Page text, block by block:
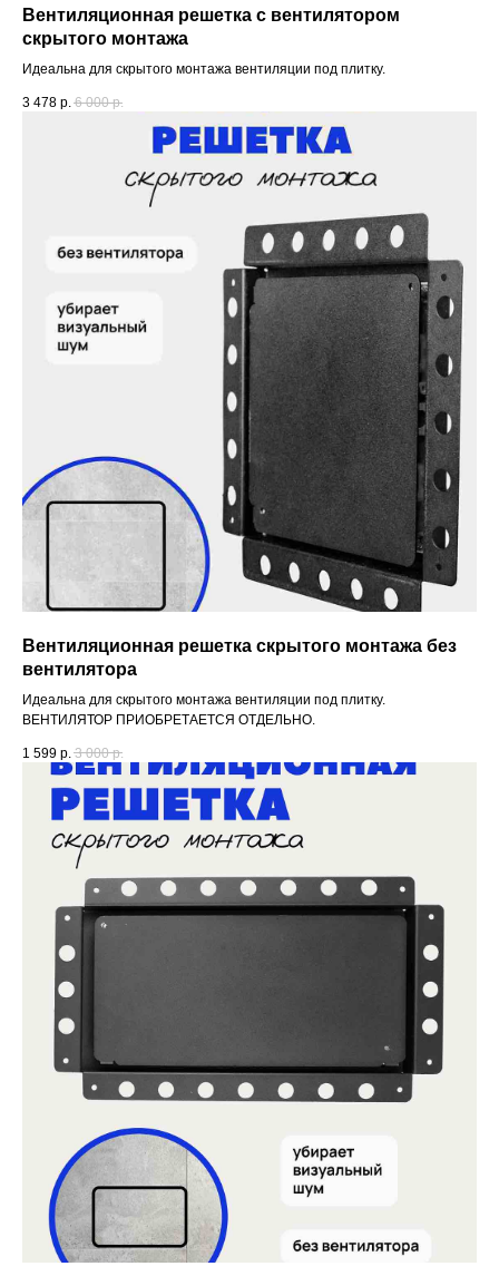
Вентиляционная решетка с вентилятором
скрытого монтажа
Идеальна для скрытого монтажа вентиляции под плитку.
3 478 р. 6 000 р.
Вентиляционная решетка скрытого монтажа без
вентилятора
Идеальна для скрытого монтажа вентиляции под плитку.
ВЕНТИЛЯТОР ПРИОБРЕТАЕТСЯ ОТДЕЛЬНО.
1 599 р. 3 000 р.